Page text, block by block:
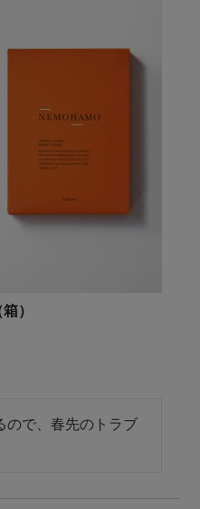
）
ので、春先のトラブ